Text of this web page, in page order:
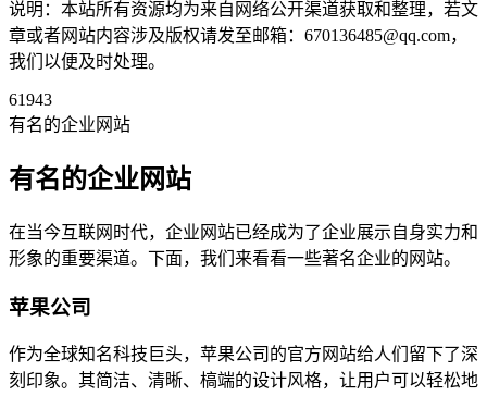
说明：本站所有资源均为来自网络公开渠道获取和整理，若文
章或者网站内容涉及版权请发至邮箱：670136485@qq.com，
我们以便及时处理。
61943
有名的企业网站
有名的企业网站
在当今互联网时代，企业网站已经成为了企业展示自身实力和
形象的重要渠道。下面，我们来看看一些著名企业的网站。
苹果公司
作为全球知名科技巨头，苹果公司的官方网站给人们留下了深
刻印象。其简洁、清晰、槁端的设计风格，让用户可以轻松地